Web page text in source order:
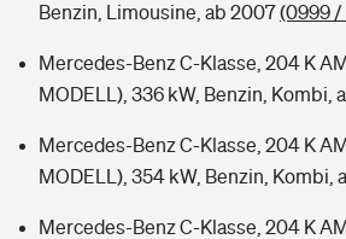
Benzin, Limousine, ab 2007(0999 /
Mercedes-Benz C-Klasse, 204 K
MODELL), 336 kW, Benzin, Kombi,
Mercedes-Benz C-Klasse, 204 K
MODELL), 354 kW, Benzin, Kombi,
Mercedes-Benz C-Klasse, 204 K